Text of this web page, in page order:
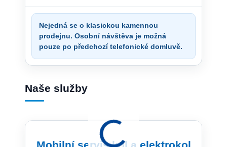
Nejedná se o klasickou kamennou
prodejnu. Osobní návštěva je možná
pouze po předchozí telefonické domluvě.
Naše služby